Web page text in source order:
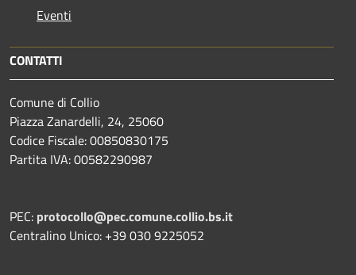
Eventi
CONTATTI
Comune di Collio
Piazza Zanardelli, 24, 25060
Codice Fiscale: 00850830175
Partita IVA: 00582290987
PEC: protocollo@pec.comune.collio.bs.it
Centralino Unico: +39 030 9225052